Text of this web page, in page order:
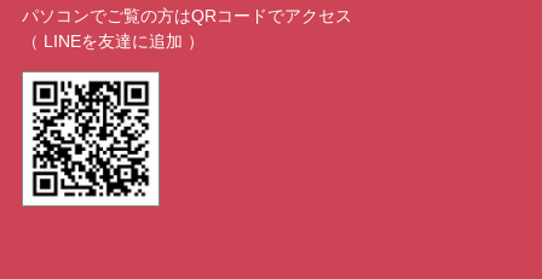
パソコンでご覧の方はQRコードでアクセス
（ LINEを友達に追加 ）